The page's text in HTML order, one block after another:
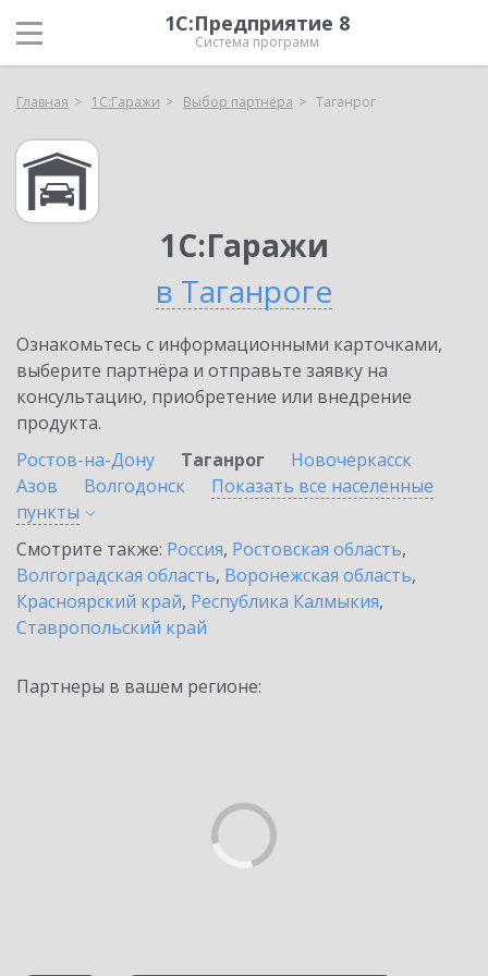
1С:Предприятие 8
Система программ
Главная 1С:Гаражи Выбор партнёра Таганрог
1С:Гаражи
в Таганроге
Ознакомьтесь с информационными карточками,
выберите партнёра и отправьте заявку на
консультацию, приобретение или внедрение
продукта.
Ростов-на-Дону
Таганрог
Новочеркасск
Азов
Волгодонск
Показать все населенные
пункты
Смотрите также: Россия, Ростовская область,
Волгоградская область, Воронежская область,
Красноярский край, Республика Калмыкия,
Ставропольский край
Партнеры в вашем регионе: